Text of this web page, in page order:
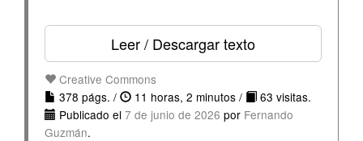
Leer / Descargar texto
Creative Commons
378 págs. /
11 horas, 2 minutos /
63 visitas.
Publicado el 7 de junio de 2026 por Fernando
Guzmán.